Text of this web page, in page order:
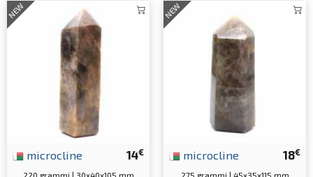
NEW
14€
microcline
NEW
18€
microcline